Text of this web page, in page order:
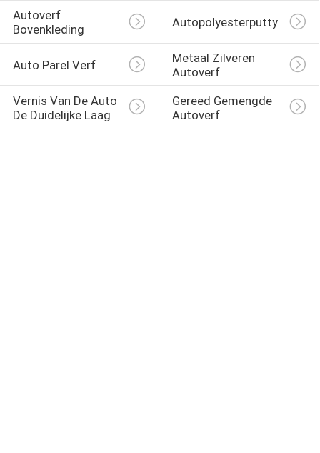
Autoverf
Bovenkleding
Autopolyesterputty
Auto Parel Verf
Metaal Zilveren
Autoverf
Vernis Van De Auto
De Duidelijke Laag
Gereed Gemengde
Autoverf